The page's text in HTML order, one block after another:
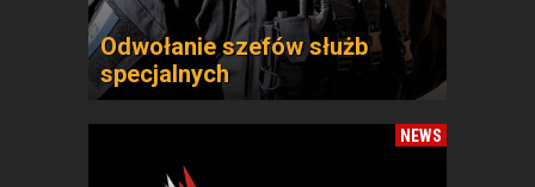
Odwołanie szefów służb
specjalnych
NEWS